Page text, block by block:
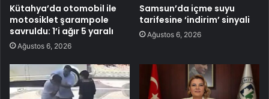
Kütahya’da otomobil ile
motosiklet şarampole
savruldu: 1’i ağır 5 yaralı
Ağustos 6, 2026
Samsun’da içme suyu
tarifesine ‘indirim’ sinyali
Ağustos 6, 2026